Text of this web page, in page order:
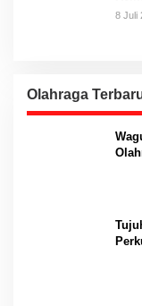
8 Juli
Olahraga